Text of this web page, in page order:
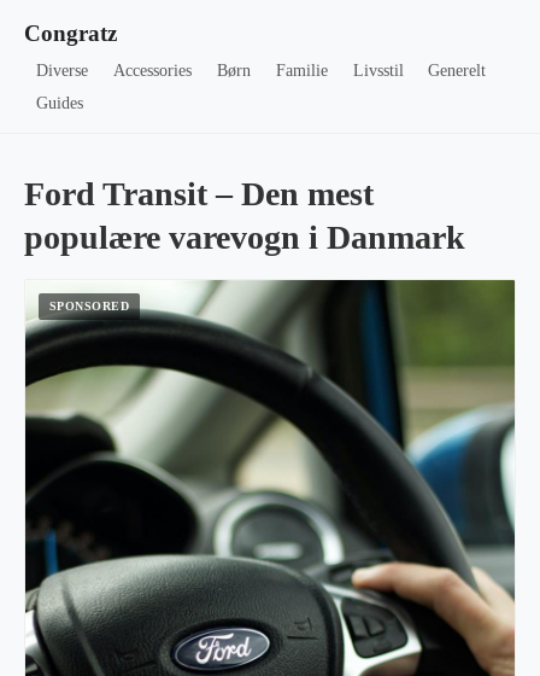
Congratz
Diverse Accessories Børn Familie Livsstil
Generelt
Guides
Ford Transit – Den mest
populære varevogn i Danmark